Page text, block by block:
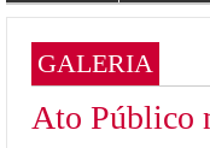
GALERIA
Ato Público